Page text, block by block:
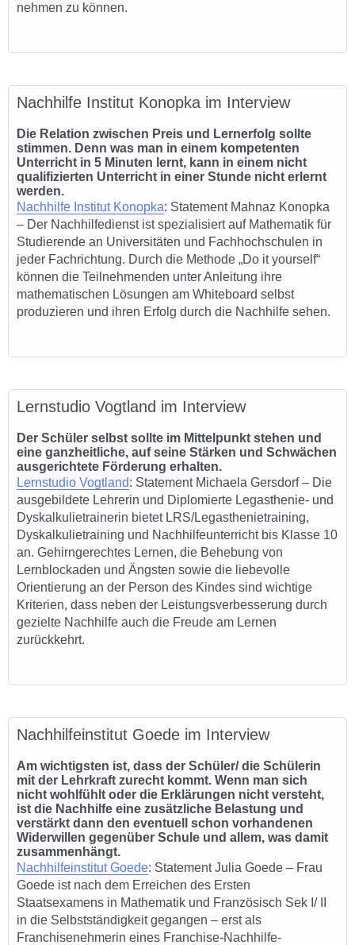
nehmen zu können.
Nachhilfe Institut Konopka im Interview
Die Relation zwischen Preis und Lernerfolg sollte
stimmen. Denn was man in einem kompetenten
Unterricht in 5 Minuten lernt, kann in einem nicht
qualifizierten Unterricht in einer Stunde nicht erlernt
werden.
Nachhilfe Institut Konopka: Statement Mahnaz Konopka
– Der Nachhilfedienst ist spezialisiert auf Mathematik für
Studierende an Universitäten und Fachhochschulen in
jeder Fachrichtung. Durch die Methode „Do it yourself“
können die Teilnehmenden unter Anleitung ihre
mathematischen Lösungen am Whiteboard selbst
produzieren und ihren Erfolg durch die Nachhilfe sehen.
Lernstudio Vogtland im Interview
Der Schüler selbst sollte im Mittelpunkt stehen und
eine ganzheitliche, auf seine Stärken und Schwächen
ausgerichtete Förderung erhalten.
Lernstudio Vogtland: Statement Michaela Gersdorf– Die
ausgebildete Lehrerin und Diplomierte Legasthenie- und
Dyskalkulietrainerin bietet LRS/Legasthenietraining,
Dyskalkulietraining und Nachhilfeunterricht bis Klasse 10
an. Gehirngerechtes Lernen, die Behebung von
Lernblockaden und Ängsten sowie die liebevolle
Orientierung an der Person des Kindes sind wichtige
Kriterien, dass neben der Leistungsverbesserung durch
gezielte Nachhilfe auch die Freude am Lernen
zurückkehrt.
Nachhilfeinstitut Goede im Interview
Am wichtigsten ist, dass der Schüler/ die Schülerin
mit der Lehrkraft zurecht kommt. Wenn man sich
nicht wohlfühlt oder die Erklärungen nicht versteht,
ist die Nachhilfe eine zusätzliche Belastung und
verstärkt dann den eventuell schon vorhandenen
Widerwillen gegenüber Schule und allem, was damit
zusammenhängt.
Nachhilfeinstitut Goede: Statement Julia Goede – Frau
Goede ist nach dem Erreichen des Ersten
Staatsexamens in Mathematik und Französisch Sek I/ II
in die Selbstständigkeit gegangen – erst als
Franchisenehmerin eines Franchise-Nachhilfe-